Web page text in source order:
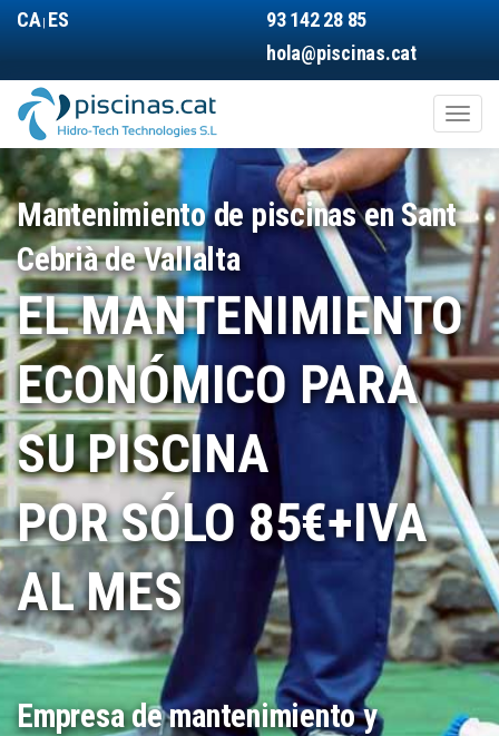
Pasar
principal
CA| ES
93 142 28 85
hola@piscinas.cat
Main
navigation
Mantenimiento de piscinas en Sant
Cebrià de Vallalta
EL MANTENIMIENTO
ECONÓMICO PARA
SU PISCINA
POR SÓLO 85€+IVA
AL MES
Empresa de mantenimiento y